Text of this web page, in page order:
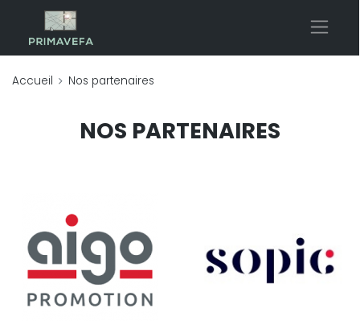
Accueil Nos partenaires
NOS PARTENAIRES